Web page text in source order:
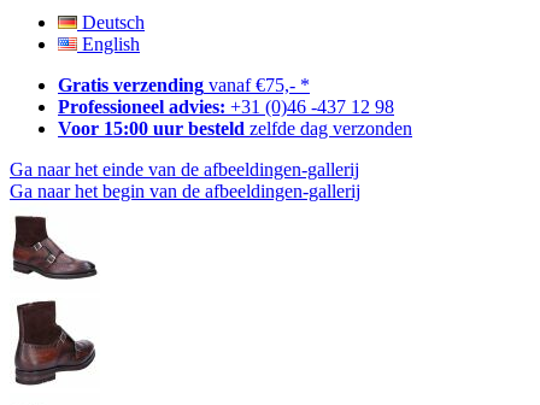
Deutsch
English
Gratis verzending vanaf €75,- *
Professioneel advies: +31 (0)46 -437 12 98
Voor 15:00 uur besteld zelfde dag verzonden
Ga naar het einde van de afbeeldingen-gallerij
Ga naar het begin van de afbeeldingen-gallerij